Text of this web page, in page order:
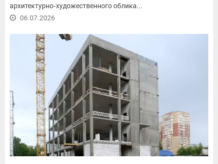
архитектурно‑художественного облика...
06.07.2026